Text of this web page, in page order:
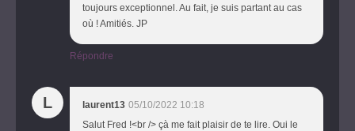
toujours exceptionnel. Au fait, je suis partant au cas
où ! Amitiés. JP
Répondre
L laurent13 05/10/2022 10:18
Salut Fred !<br /> çà me fait plaisir de te lire. Oui le